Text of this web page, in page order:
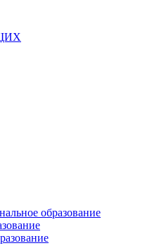
образование